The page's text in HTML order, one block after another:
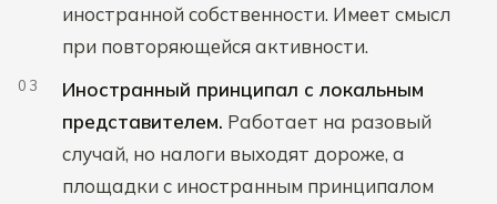
иностранной собственности. Имеет смысл
при повторяющейся активности.
Иностранный принципал с локальным
представителем. Работает на разовый
случай, но налоги выходят дороже, а
площадки с иностранным принципалом